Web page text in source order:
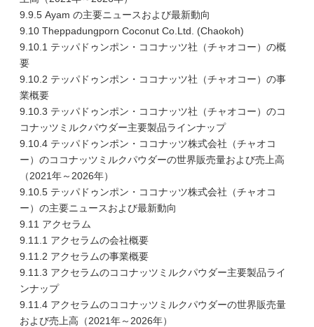
9.9.5 Ayam の主要ニュースおよび最新動向
9.10 Theppadungporn Coconut Co.Ltd. (Chaokoh)
9.10.1 テッパドゥンポン・ココナッツ社（チャオコー）の概
要
9.10.2 テッパドゥンポン・ココナッツ社（チャオコー）の事
業概要
9.10.3 テッパドゥンポン・ココナッツ社（チャオコー）のコ
コナッツミルクパウダー主要製品ラインナップ
9.10.4 テッパドゥンポン・ココナッツ株式会社（チャオコ
ー）のココナッツミルクパウダーの世界販売量および売上高
（2021年～2026年）
9.10.5 テッパドゥンポン・ココナッツ株式会社（チャオコ
ー）の主要ニュースおよび最新動向
9.11 アクセラム
9.11.1 アクセラムの会社概要
9.11.2 アクセラムの事業概要
9.11.3 アクセラムのココナッツミルクパウダー主要製品ライ
ンナップ
9.11.4 アクセラムのココナッツミルクパウダーの世界販売量
および売上高（2021年～2026年）